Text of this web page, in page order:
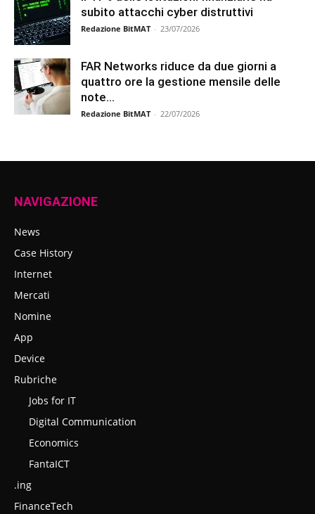
subito attacchi cyber distruttivi
Redazione BitMAT - 23/07/2026
FAR Networks riduce da due giorni a
quattro ore la gestione mensile delle
note...
Redazione BitMAT - 22/07/2026
NAVIGAZIONE
News
Case History
Internet
Mercati
Nomine
App
Device
Rubriche
Jobs for IT
Digital Communication
Economics
FantaICT
.ing
FinanceTech